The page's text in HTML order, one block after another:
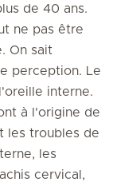
de 40 ans.
ne pas être
On sait
perception. Le
interne.
à l'origine de
les troubles de
les
cervical,